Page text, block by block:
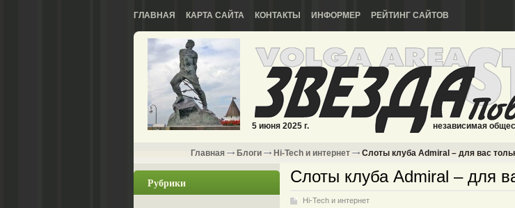
ГЛАВНАЯ КАРТА САЙТА КОНТАКТЫ ИНФОРМЕР РЕЙТИНГ САЙТОВ
5 июня 2025 г. независимая
Главная Блоги Hi-Tech и интернет Слоты клуба Admiral – для вас
Рубрики Слоты клуба Admiral – для
Hi-Tech и интернет